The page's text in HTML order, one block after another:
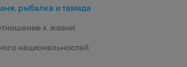
рыбалка и тамада
к жизни
национальностей